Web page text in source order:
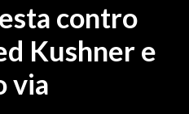
contro
Kushner e
via